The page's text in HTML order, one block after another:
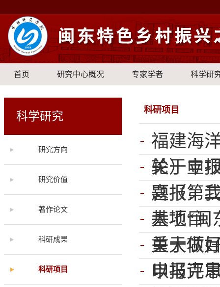
首页 研究中心概况 专家学者 科学研
科学研究
研究方向
研究价值
著作论文
科研成果
科研项目
科研项目
福建海
轮）立
关于申
题（第
喜报：
大项目
基地“闽
重大项
关于做
申报评
以马克